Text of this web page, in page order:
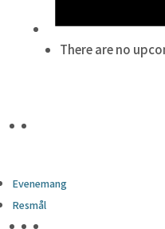
There are no
Evenemang
Resmål